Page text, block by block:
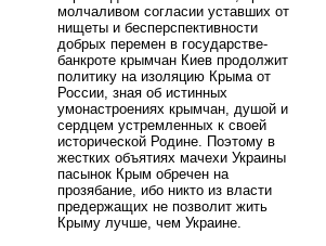
молчаливом согласии уставших от
нищеты и бесперспективности
добрых перемен в государстве-
банкроте крымчан Киев продолжит
политику на изоляцию Крыма от
России, зная об истинных
умонастроениях крымчан, душой и
сердцем устремленных к своей
исторической Родине. Поэтому в
жестких объятиях мачехи Украины
пасынок Крым обречен на
прозябание, ибо никто из власти
предержащих не позволит жить
Крыму лучше, чем Украине.